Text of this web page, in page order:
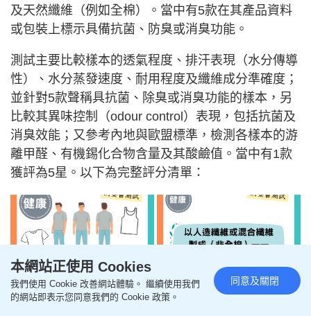
及天然纖維（例如全棉）。當中有5款在其產品資料
或包裝上標示具備抗菌、防臭或消臭功能。
測試主要比較樣本的透氣程度、排汗表現（水分傳導
性）、水分蒸發速度、耐用程度及纖維成分準確度；
並針對5款聲稱具抗菌、除臭或消臭功能的樣本，另
比較其異味控制（odour control）表現，包括抗菌及
消臭效能；又參考內地與歐盟標準，檢測各樣本的游
離甲醛、有機錫化合物含量及其酸鹼值。當中有1款
獲評為5星。以下為完整評分清單：
本網站正使用 Cookies
我們使用 Cookie 改善網站體驗。 繼續使用我們
的網站即表示您同意我們的 Cookie 政策。
同意及關閉